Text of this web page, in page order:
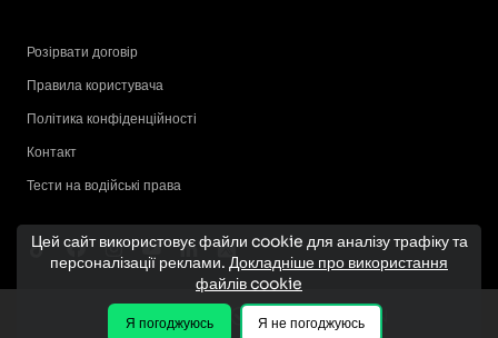
Розірвати договір
Правила користувача
Політика конфіденційності
Контакт
Тести на водійські права
Цей сайт використовує файли cookie для аналізу трафіку та
персоналізації реклами. Докладніше про використання
файлів cookie
Я погоджуюсь Я не погоджуюсь